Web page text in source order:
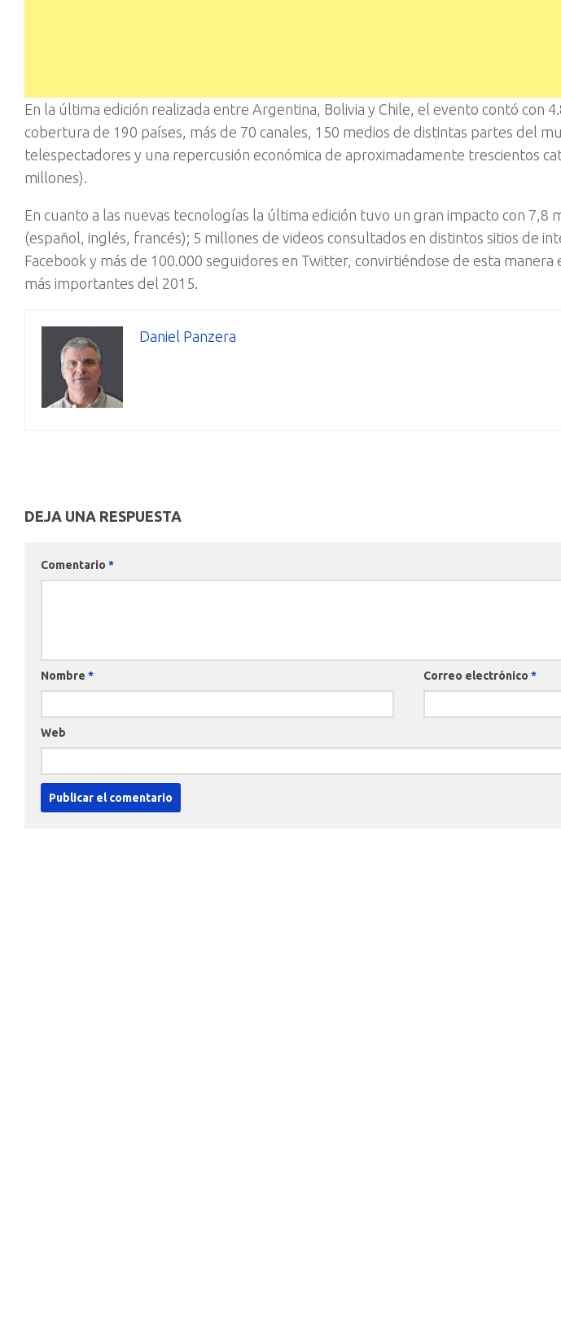
En la última edición realizada entre Argentina, Bolivia y Chile, el evento contó con
cobertura de 190 países, más de 70 canales, 150 medios de distintas partes del
telespectadores y una repercusión económica de aproximadamente trescientos
millones).
En cuanto a las nuevas tecnologías la última edición tuvo un gran impacto con 7,8
(español, inglés, francés); 5 millones de videos consultados en distintos sitios de
Facebook y más de 100.000 seguidores en Twitter, convirtiéndose de esta
más importantes del 2015.
Daniel Panzera
DEJA UNA RESPUESTA
Comentario *
Nombre * Correo electrónico*
Web